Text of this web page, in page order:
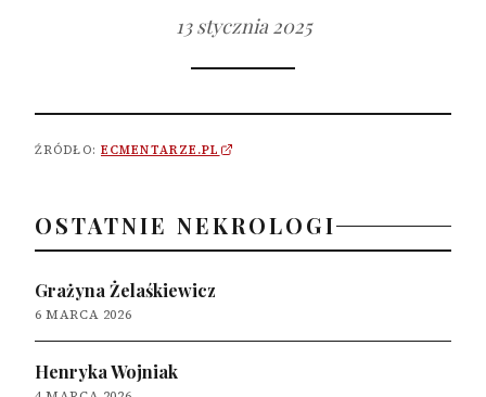
13 stycznia 2025
ŹRÓDŁO: ECMENTARZE.PL
OSTATNIE NEKROLOGI
Grażyna Żelaśkiewicz
6 MARCA 2026
Henryka Wojniak